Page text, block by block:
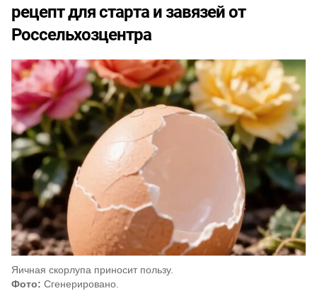
рецепт для старта и завязей от
Россельхозцентра
Яичная скорлупа приносит пользу.
Фото: Сгенерировано.